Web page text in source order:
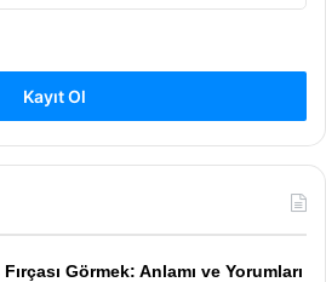
Kayıt Ol
Görmek: Anlamı ve Yorumları